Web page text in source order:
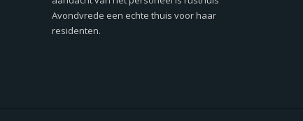
Avondvrede een echte thuis voor haar
residenten.